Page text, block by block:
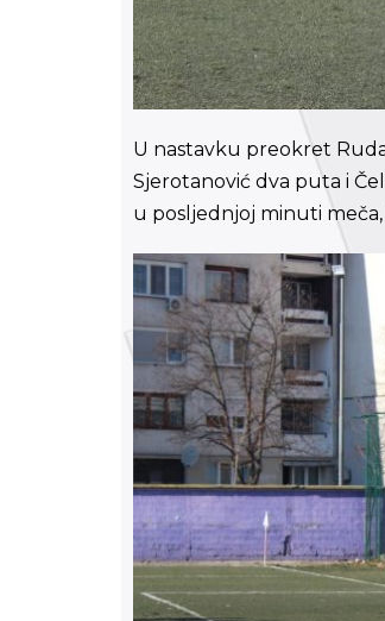
U nastavku preokret
Sjerotanović dva puta i
u posljednjoj minuti